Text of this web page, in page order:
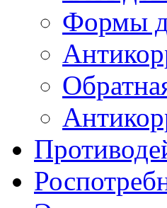
Формы